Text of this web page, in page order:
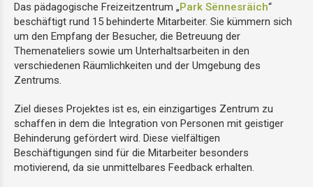
Kreativatelier
Das pädagogische Freizeitzentrum „Park Sënnesräich“
beschäftigt rund 15 behinderte Mitarbeiter. Sie kümmern sich
um den Empfang der Besucher, die Betreuung der
Themenateliers sowie um Unterhaltsarbeiten in den
verschiedenen Räumlichkeiten und der Umgebung des
Zentrums.
Ziel dieses Projektes ist es, ein einzigartiges Zentrum zu
schaffen in dem die Integration von Personen mit geistiger
Behinderung gefördert wird. Diese vielfältigen
Beschäftigungen sind für die Mitarbeiter besonders
motivierend, da sie unmittelbares Feedback erhalten.